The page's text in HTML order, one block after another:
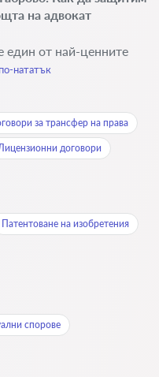
на адвокат
един от най-ценните
по-нататък
за трансфер на права
договори
Патентоване на изобретения
спорове